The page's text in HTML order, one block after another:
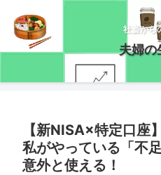
社畜から
夫婦の
【新NISA×特定口座
私がやっている「不
意外と使える！